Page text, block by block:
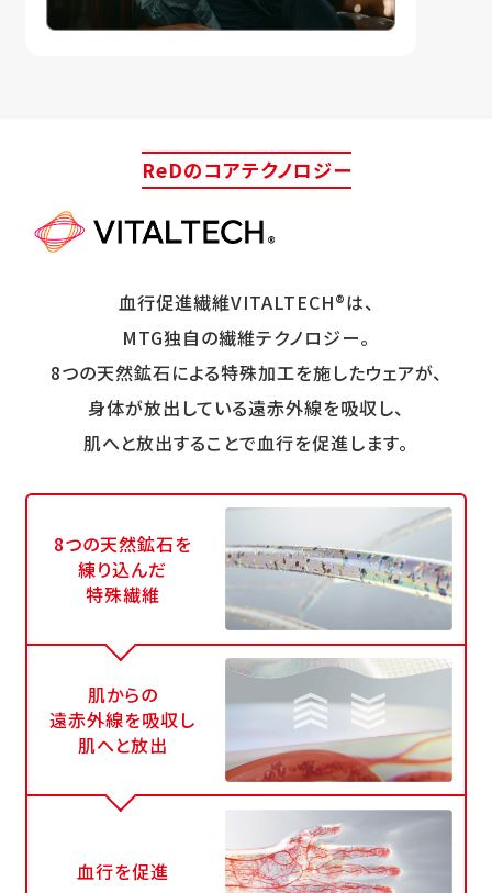
ReDのコアテクノロジー
血行促進繊維VITALTECH®は、
MTG独自の繊維テクノロジー。
8つの天然鉱石による特殊加工を施したウェアが、
身体が放出している遠赤外線を吸収し、
肌へと放出することで血行を促進します。
8つの天然鉱石を
練り込んだ
特殊繊維
肌からの
遠赤外線を吸収し
肌へと放出
血行を促進